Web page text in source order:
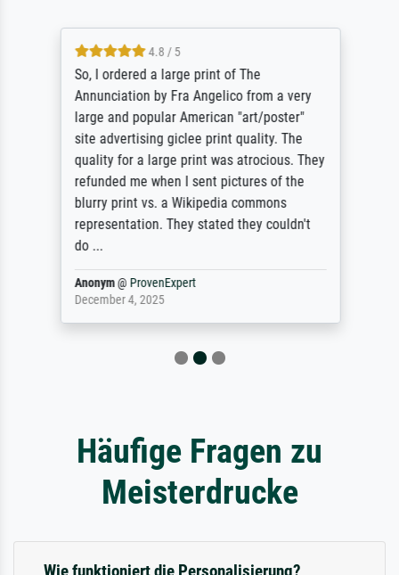
4.8 / 5
So, I ordered a large print of The
Annunciation by Fra Angelico from a very
large and popular American "art/poster"
site advertising giclee print quality. The
quality for a large print was atrocious. They
refunded me when I sent pictures of the
blurry print vs. a Wikipedia commons
representation. They stated they couldn't
do ...
Anonym@ ProvenExpert
December 4, 2025
Häufige Fragen zu
Meisterdrucke